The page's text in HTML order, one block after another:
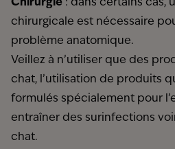
Chirurgie : dans certains cas,
chirurgicale est nécessaire
problème anatomique.
Veillez à n’utiliser que des
chat, l’utilisation de produits
formulés spécialement pour
entraîner des surinfections
chat.